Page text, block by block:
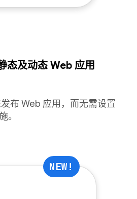
态及动态 Web 应用
布 Web 应用，而无需设置
。
NEW!